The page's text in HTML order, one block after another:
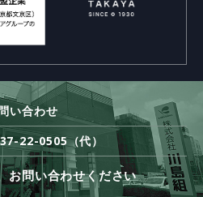
い合わせ
22-0505（代）
お問い合わせください